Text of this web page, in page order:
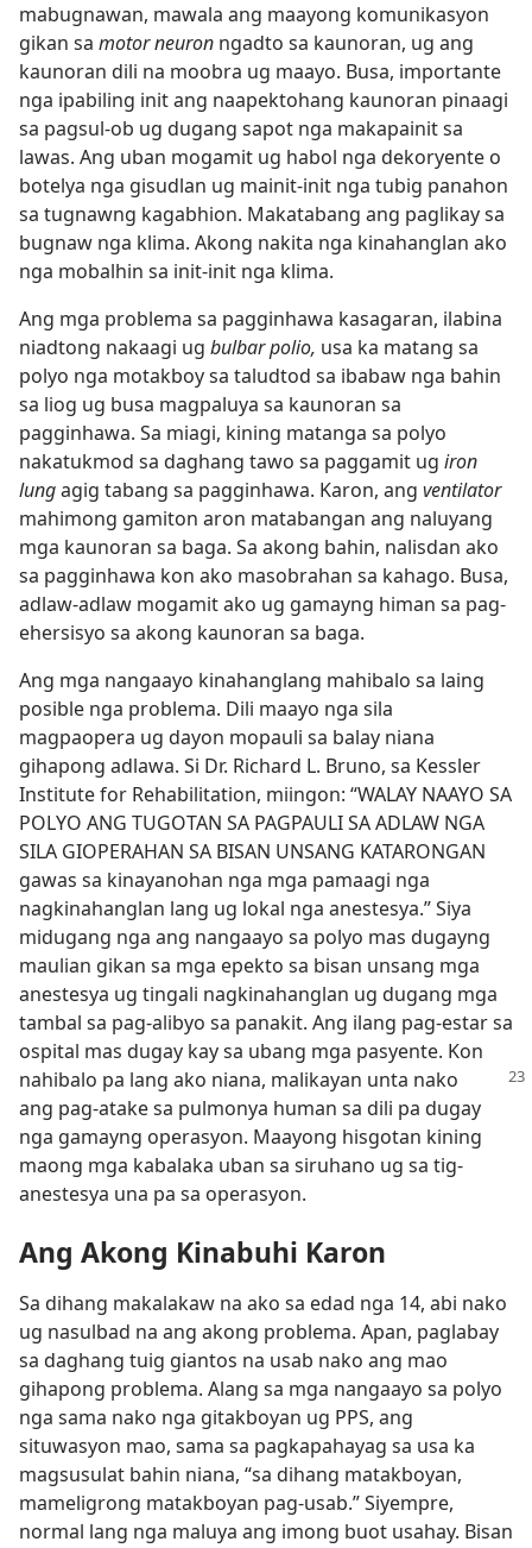
mabugnawan, mawala ang maayong komunikasyon
gikan sa motor neuron ngadto sa kaunoran, ug ang
kaunoran dili na moobra ug maayo. Busa, importante
nga ipabiling init ang naapektohang kaunoran pinaagi
sa pagsul-ob ug dugang sapot nga makapainit sa
lawas. Ang uban mogamit ug habol nga dekoryente o
botelya nga gisudlan ug mainit-init nga tubig panahon
sa tugnawng kagabhion. Makatabang ang paglikay sa
bugnaw nga klima. Akong nakita nga kinahanglan ako
nga mobalhin sa init-init nga klima.
Ang mga problema sa pagginhawa kasagaran, ilabina
niadtong nakaagi ug bulbar polio, usa ka matang sa
polyo nga motakboy sa taludtod sa ibabaw nga bahin
sa liog ug busa magpaluya sa kaunoran sa
pagginhawa. Sa miagi, kining matanga sa polyo
nakatukmod sa daghang tawo sa paggamit ug iron
lungagig tabang sa pagginhawa. Karon, ang ventilator
mahimong gamiton aron matabangan ang naluyang
mga kaunoran sa baga. Sa akong bahin, nalisdan ako
sa pagginhawa kon ako masobrahan sa kahago. Busa,
adlaw-adlaw mogamit ako ug gamayng himan sa pag-
ehersisyo sa akong kaunoran sa baga.
Ang mga nangaayo kinahanglang mahibalo sa laing
posible nga problema. Dili maayo nga sila
magpaopera ug dayon mopauli sa balay niana
gihapong adlawa. Si Dr. Richard L. Bruno, sa Kessler
Institute for Rehabilitation, miingon: “WALAY NAAYO SA
POLYO ANG TUGOTAN SA PAGPAULI SA ADLAW NGA
SILA GIOPERAHAN SA BISAN UNSANG KATARONGAN
gawas sa kinayanohan nga mga pamaagi nga
nagkinahanglan lang ug lokal nga anestesya.” Siya
midugang nga ang nangaayo sa polyo mas dugayng
maulian gikan sa mga epekto sa bisan unsang mga
anestesya ug tingali nagkinahanglan ug dugang mga
tambal sa pag-alibyo sa panakit. Ang ilang pag-estar sa
ospital mas dugay kay sa ubang mga pasyente. Kon
nahibalo pa lang ako niana, malikayan unta nako
ang pag-atake sa pulmonya human sa dili pa dugay
nga gamayng operasyon. Maayong hisgotan kining
maong mga kabalaka uban sa siruhano ug sa tig-
anestesya una pa sa operasyon.
Ang Akong Kinabuhi Karon
Sa dihang makalakaw na ako sa edad nga 14, abi nako
ug nasulbad na ang akong problema. Apan, paglabay
sa daghang tuig giantos na usab nako ang mao
gihapong problema. Alang sa mga nangaayo sa polyo
nga sama nako nga gitakboyan ug PPS, ang
situwasyon mao, sama sa pagkapahayag sa usa ka
magsusulat bahin niana, “sa dihang matakboyan,
mameligrong matakboyan pag-usab.” Siyempre,
normal lang nga maluya ang imong buot usahay. Bisan